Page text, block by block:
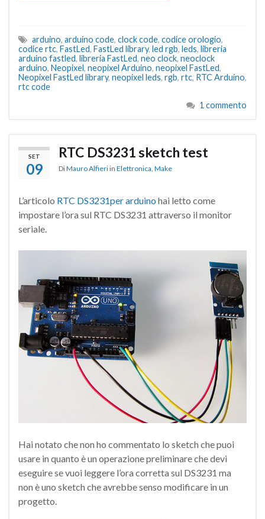
arduino, arduino code, clock code, codice orologio,
codice rtc, FastLed, FastLed library, led rgb, leds, libreria
arduino fastled, libreria FastLed, neo clock, neoclock
arduino, Neopixel, neopixel Arduino, neopixel FastLed,
Neopixel FastLed library, neopixel leds, rgb, rtc, RTC Arduino,
rtc code
1 commento
SET
09
RTC DS3231 sketch test
DiMauro Alfieri in Elettronica, Make
L’articolo RTC DS3231per arduino hai letto come
impostare l’ora sul RTC DS3231 attraverso il monitor
seriale.
Hai notato che non ho commentato lo sketch che puoi
usare in quanto è un operazione preliminare che devi
eseguire se vuoi leggere l’ora corretta sul DS3231 ma
non è uno sketch che avrebbe senso modificare in un
progetto.